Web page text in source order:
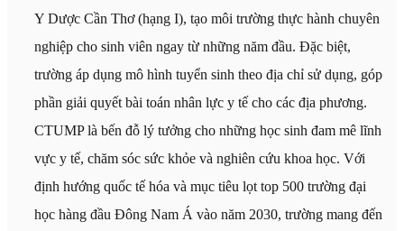
Y Dược Cần Thơ (hạng I), tạo môi trường thực hành chuyên
nghiệp cho sinh viên ngay từ những năm đầu. Đặc biệt,
trường áp dụng mô hình tuyển sinh theo địa chỉ sử dụng, góp
phần giải quyết bài toán nhân lực y tế cho các địa phương.
CTUMP là bến đỗ lý tưởng cho những học sinh đam mê lĩnh
vực y tế, chăm sóc sức khỏe và nghiên cứu khoa học. Với
định hướng quốc tế hóa và mục tiêu lọt top 500 trường đại
học hàng đầu Đông Nam Á vào năm 2030, trường mang đến